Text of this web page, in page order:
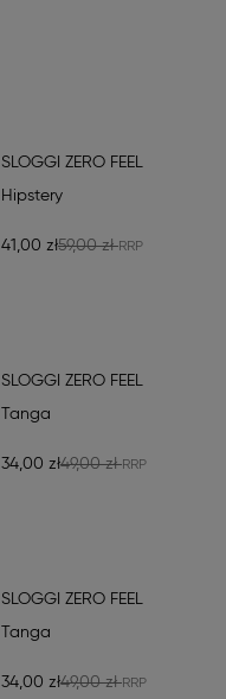
SLOGGI ZERO FEEL
Hipstery
41,00 zł59,00 zł
SLOGGI ZERO FEEL
Tanga
34,00 zł49,00 zł
SLOGGI ZERO FEEL
Tanga
34,00 zł49,00 zł